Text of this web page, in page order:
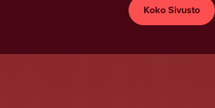
Koko Sivusto